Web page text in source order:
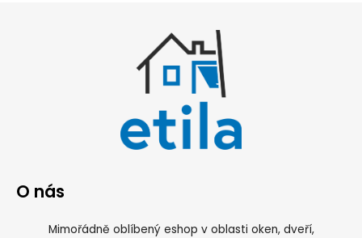
O nás
Mimořádně oblíbený eshop v oblasti oken, dveří,